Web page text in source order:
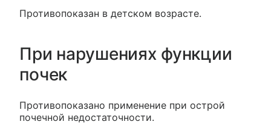
Противопоказан в детском возрасте.
При нарушениях функции
почек
Противопоказано применение при острой
почечной недостаточности.